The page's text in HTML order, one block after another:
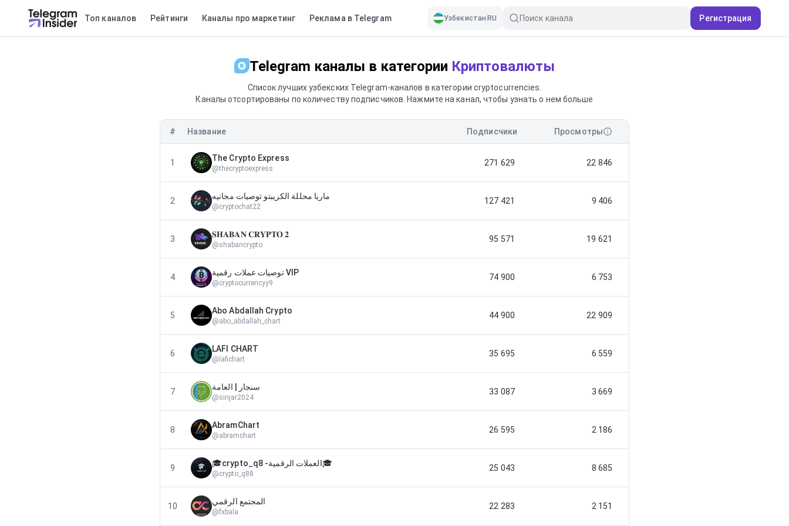
Топ каналов Рейтинги Каналы про маркетинг Реклама в Telegram Узбекистан RU Регистрация
Telegram каналы в категории Криптовалюты
Список лучших узбекских Telegram-каналов в категории cryptocurrencies.
Каналы отсортированы по количеству подписчиков. Нажмите на канал, чтобы узнать о нем больше
# Название Подписчики Просмотры
1 The Crypto Express
@thecryptoexpress
271 629 22 846
2 ماريا محللة الكريبتو توصيات مجانيه
@cryptochat22
127 421 9 406
3 𝐒𝐇𝐀𝐁𝐀𝐍 𝐂𝐑𝐘𝐏𝐓𝐎 𝟐
@shabancrypto
95 571 19 621
4 توصيات عملات رقمية VIP
@cryptocurrencyy9
74 900 6 753
5 Abo Abdallah Crypto
@abo_abdallah_chart
44 900 22 909
6 LAFI CHART
@ lafichart
35 695 6 559
7 سنجار | العامة
@sinjar2024
33 087 3 669
8 AbramChart
@abramchart
26 595 2 186
9 🎓crypto_q8 -العملات الرقمية🎓
@crypto_q88
25 043 8 685
10 المجتمع الرقمي
@fxbala
22 283 2 151